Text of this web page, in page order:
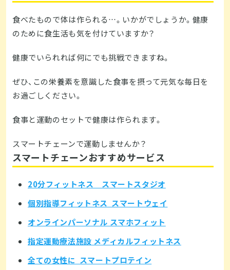
食べたもので体は作られる…。いかがでしょうか。健康
のために食生活も気を付けていますか？
健康でいられれば何にでも挑戦できますね。
ぜひ、この栄養素を意識した食事を摂って元気な毎日を
お過ごしください。
食事と運動のセットで健康は作られます。
スマートチェーンで運動しませんか？
スマートチェーンおすすめサービス
20分フィットネス スマートスタジオ
個別指導フィットネス スマートウェイ
オンラインパーソナル スマホフィット
指定運動療法施設 メディカルフィットネス
全ての女性に スマートプロテイン